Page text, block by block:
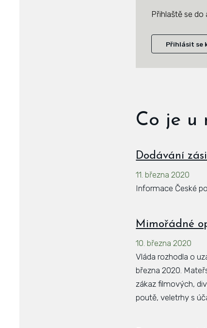
Přihlaště se do
Přihlásit se
Co je u
Dodávání
11. března 2020
Informace České
Mimořádné
10. března 2020
Vláda rozhodla o
března 2020.
zákaz filmových,
poutě, veletrhy s